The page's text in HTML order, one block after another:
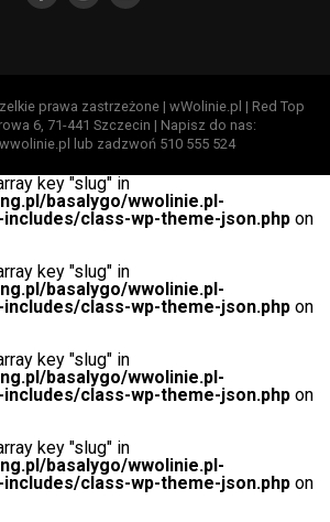
prawa zastrzeżone | wWolinie.pl | Red Top
6, 71-441 Szczecin | Napisz do nas:
lub zadzwoń 510 555 524
key "slug" in
basalygo/wwolinie.pl-
class-wp-theme-json.php on
key "slug" in
basalygo/wwolinie.pl-
class-wp-theme-json.php on
key "slug" in
basalygo/wwolinie.pl-
class-wp-theme-json.php on
key "slug" in
basalygo/wwolinie.pl-
class-wp-theme-json.php on